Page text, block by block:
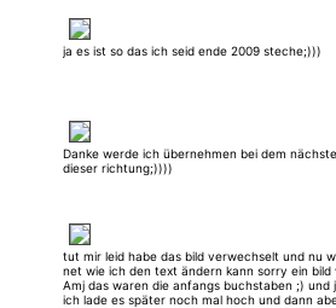
vor....
ja es ist so das ich seid ende 2009 steche;)))
Danke werde ich übernehmen bei dem
dieser richtung;))))
tut mir leid habe das bild verwechselt und nu
net wie ich den text ändern kann sorry ein bild
Amj das waren die anfangs buchstaben ;) und
ich lade es später noch mal hoch und dann